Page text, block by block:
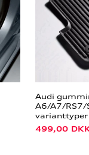
Audi
A6/A7/
varianttyper
499,00